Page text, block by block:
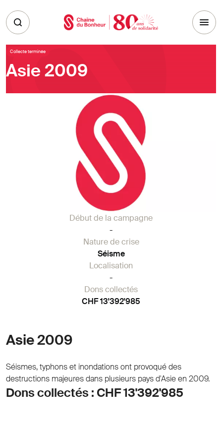
Collecte terminée
Asie 2009
Début de la campagne
-
Nature de crise
Séisme
Localisation
-
Dons collectés
CHF 13'392'985
Asie 2009
Séismes, typhons et inondations ont provoqué des
destructions majeures dans plusieurs pays d'Asie en 2009.
Dons collectés : CHF 13'392'985